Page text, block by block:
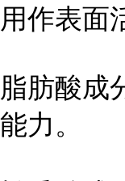
用作表面
脂肪酸成
能力。